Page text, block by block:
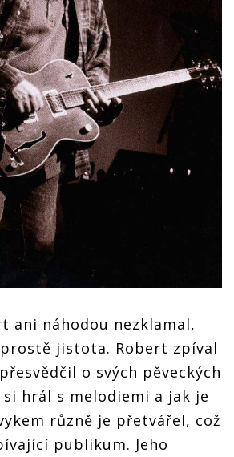
ani náhodou nezklamal,
jistota. Robert zpíval
o svých pěveckých
hrál s melodiemi a jak je
různě je přetvářel, což
publikum. Jeho